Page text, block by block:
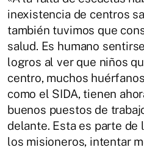
inexistencia de centros
también tuvimos que
salud. Es humano
logros al ver que niños
centro, muchos
como el SIDA, tienen
buenos puestos de
delante. Esta es parte de
los misioneros, intentar